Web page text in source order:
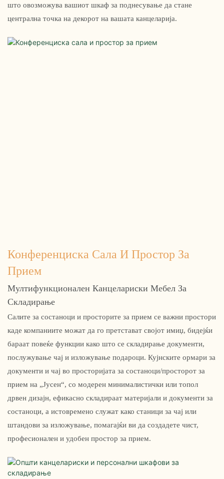
што овозможува вашиот шкаф за поднесување да стане
централна точка на декорот на вашата канцеларија.
Конференциска Сала И Простор За
Прием
Мултифункционален Канцелариски Мебел За
Складирање
Салите за состаноци и просторите за прием се важни простори
каде компаниите можат да го претстават својот имиџ, бидејќи
бараат повеќе функции како што се складирање документи,
послужување чај и изложување подароци. Кујнските ормари за
документи и чај во просторијата за состаноци/просторот за
прием на „Јусен“, со модерен минималистички или топол
дрвен дизајн, ефикасно складираат материјали и документи за
состаноци, а истовремено служат како станици за чај или
штандови за изложување, помагајќи ви да создадете чист,
професионален и удобен простор за прием.